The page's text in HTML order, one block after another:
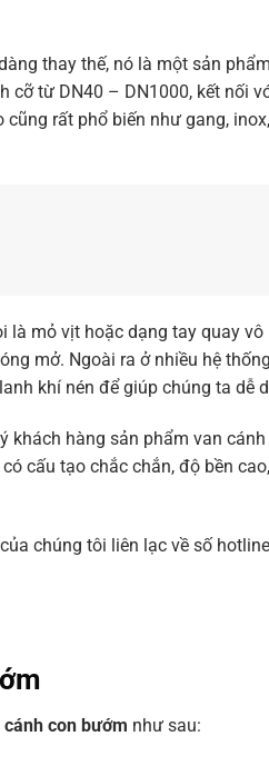
thay thế, nó là một sản
từ DN40 – DN1000, kết nối
rất phổ biến như gang,
mỏ vịt hoặc dạng tay quay
mở. Ngoài ra ở nhiều hệ
khí nén để giúp chúng ta dễ
khách hàng sản phẩm van
cấu tạo chắc chắn, độ bền
chúng tôi liên lạc về số hotline
cánh con bướm như sau: